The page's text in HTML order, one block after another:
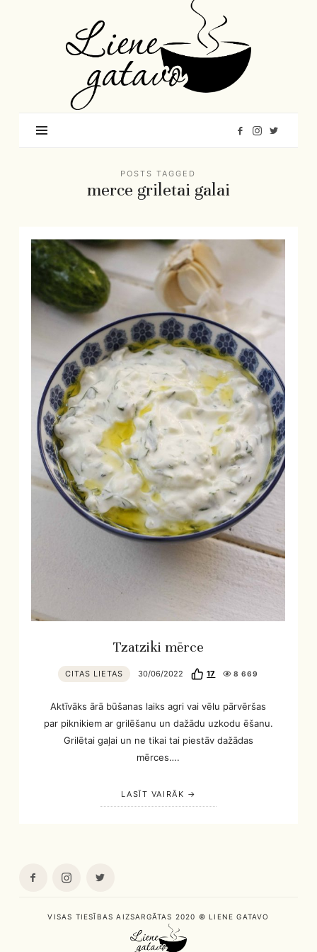
Gatavo
–
Mana
garšu
pasaule
POSTS TAGGED
merce griletai galai
Tzatziki mērce
CITAS LIETAS 30/06/2022 17 8 669
Aktīvāks ārā būšanas laiks agri vai vēlu pārvēršas
par piknikiem ar grilēšanu un dažādu uzkodu ēšanu.
Grilētai gaļai un ne tikai tai piestāv dažādas
mērces….
LASĪT VAIRĀK
VISAS TIESĪBAS AIZSARGĀTAS 2020 © LIENE GATAVO